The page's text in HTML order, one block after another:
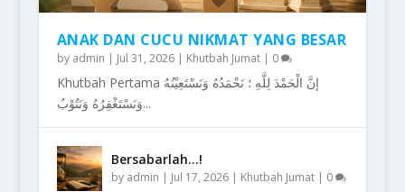
ANAK DAN CUCU NIKMAT YANG BESAR
by admin | Jul 31, 2026| Khutbah Jumat| 0
Khutbah Pertama إنَّ الْحَمْدَ لِلَّهِ ؛ نَحْمَدُهُ وَنَسْتَعِيْنُهُ
وَنَسْتَغْفِرُهُ وَنَتُوْبُ...
Bersabarlah…!
by admin | Jul 17, 2026| Khutbah Jumat| 0